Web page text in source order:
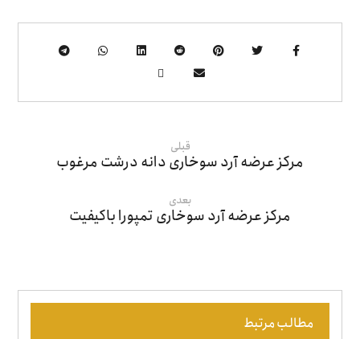
قبلی
مرکز عرضه آرد سوخاری دانه درشت مرغوب
بعدی
مرکز عرضه آرد سوخاری تمپورا باکیفیت
مطالب مرتبط